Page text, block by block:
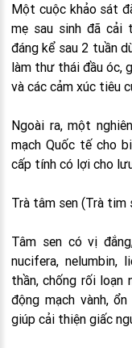
Một cuộc khảo sát
mẹ sau sinh đã cải
đáng kể sau 2 tuần
làm thư thái đầu óc,
và các cảm xúc tiêu
Ngoài ra, một
mạch Quốc tế cho
cấp tính có lợi cho
Trà tâm sen (Trà tim
Tâm sen có vị
nucifera, nelumbin,
thần, chống rối loạn
động mạch vành,
giúp cải thiện giấc